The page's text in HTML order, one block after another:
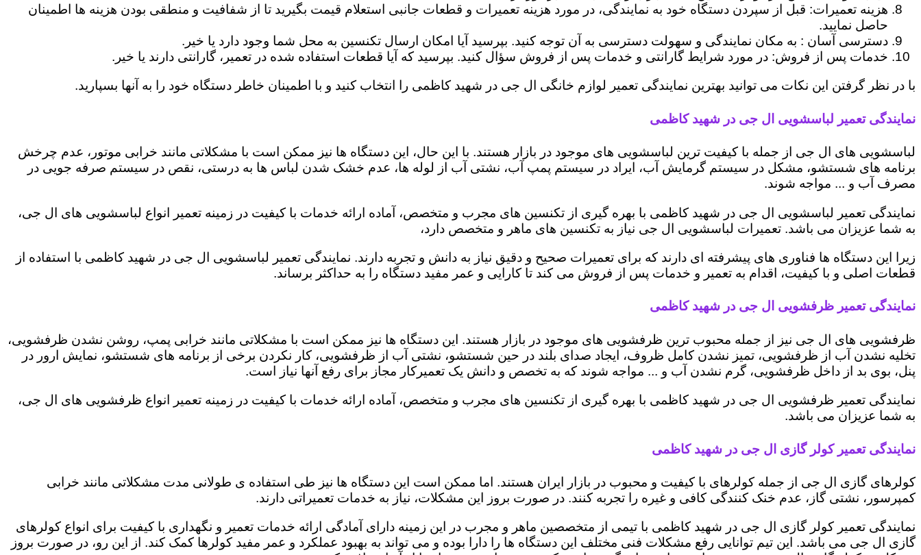
هزینه تعمیرات: قبل از سپردن دستگاه خود به نمایندگی، در مورد هزینه تعمیرات و قطعات جانبی استعلام قیمت بگیرید تا از شفافیت و منطقی بودن هزینه ها اطمینان
حاصل نمایید.
دسترسی آسان : به مکان نمایندگی و سهولت دسترسی به آن توجه کنید. بپرسید آیا امکان ارسال تکنسین به محل شما وجود دارد یا خیر.
خدمات پس از فروش: در مورد شرایط گارانتی و خدمات پس از فروش سؤال کنید. بپرسید که آیا قطعات استفاده شده در تعمیر، گارانتی دارند یا خیر.
با در نظر گرفتن این نکات می توانید بهترین نمایندگی تعمیر لوازم خانگی ال جی در شهید کاظمی را انتخاب کنید و با اطمینان خاطر دستگاه خود را به آنها بسپارید.
نمایندگی تعمیر لباسشویی ال جی در شهید کاظمی
لباسشویی های ال جی از جمله با کیفیت ترین لباسشویی های موجود در بازار هستند. با این حال، این دستگاه ها نیز ممکن است با مشکلاتی مانند خرابی موتور، عدم چرخش
برنامه های شستشو، مشکل در سیستم گرمایش آب، ایراد در سیستم پمپ آب، نشتی آب از لوله ها، عدم خشک شدن لباس ها به درستی، نقص در سیستم صرفه جویی در
مصرف آب و ... مواجه شوند.
نمایندگی تعمیر لباسشویی ال جی در شهید کاظمی با بهره گیری از تکنسین های مجرب و متخصص، آماده ارائه خدمات با کیفیت در زمینه تعمیر انواع لباسشویی های ال جی،
به شما عزیزان می باشد. تعمیرات لباسشویی ال جی نیاز به تکنسین های ماهر و متخصص دارد،
زیرا این دستگاه ها فناوری های پیشرفته ای دارند که برای تعمیرات صحیح و دقیق نیاز به دانش و تجربه دارند. نمایندگی تعمیر لباسشویی ال جی در شهید کاظمی با استفاده از
قطعات اصلی و با کیفیت، اقدام به تعمیر و خدمات پس از فروش می کند تا کارایی و عمر مفید دستگاه را به حداکثر برساند.
نمایندگی تعمیر ظرفشویی ال جی در شهید کاظمی
ظرفشویی های ال جی نیز از جمله محبوب ترین ظرفشویی های موجود در بازار هستند. این دستگاه ها نیز ممکن است با مشکلاتی مانند خرابی پمپ، روشن نشدن ظرفشویی،
تخلیه نشدن آب از ظرفشویی، تمیز نشدن کامل ظروف، ایجاد صدای بلند در حین شستشو، نشتی آب از ظرفشویی، کار نکردن برخی از برنامه های شستشو، نمایش ارور در
پنل، بوی بد از داخل ظرفشویی، گرم نشدن آب و ... مواجه شوند که به تخصص و دانش یک تعمیرکار مجاز برای رفع آنها نیاز است.
نمایندگی تعمیر ظرفشویی ال جی در شهید کاظمی با بهره گیری از تکنسین های مجرب و متخصص، آماده ارائه خدمات با کیفیت در زمینه تعمیر انواع ظرفشویی های ال جی،
به شما عزیزان می باشد.
نمایندگی تعمیر کولر گازی ال جی در شهید کاظمی
کولرهای گازی ال جی از جمله کولرهای با کیفیت و محبوب در بازار ایران هستند. اما ممکن است این دستگاه ها نیز طی استفاده ی طولانی مدت مشکلاتی مانند خرابی
کمپرسور، نشتی گاز، عدم خنک کنندگی کافی و غیره را تجربه کنند. در صورت بروز این مشکلات، نیاز به خدمات تعمیراتی دارند.
نمایندگی تعمیر کولر گازی ال جی در شهید کاظمی با تیمی از متخصصین ماهر و مجرب در این زمینه دارای آمادگی ارائه خدمات تعمیر و نگهداری با کیفیت برای انواع کولرهای
گازی ال جی می باشد. این تیم توانایی رفع مشکلات فنی مختلف این دستگاه ها را دارا بوده و می تواند به بهبود عملکرد و عمر مفید کولرها کمک کند. از این رو، در صورت بروز